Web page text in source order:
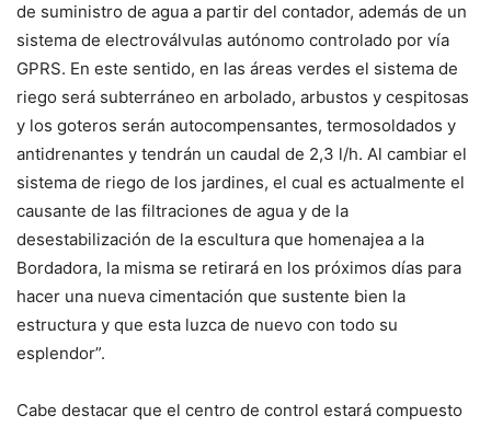
de suministro de agua a partir del contador, además de un
sistema de electroválvulas autónomo controlado por vía
GPRS. En este sentido, en las áreas verdes el sistema de
riego será subterráneo en arbolado, arbustos y cespitosas
y los goteros serán autocompensantes, termosoldados y
antidrenantes y tendrán un caudal de 2,3 l/h. Al cambiar el
sistema de riego de los jardines, el cual es actualmente el
causante de las filtraciones de agua y de la
desestabilización de la escultura que homenajea a la
Bordadora, la misma se retirará en los próximos días para
hacer una nueva cimentación que sustente bien la
estructura y que esta luzca de nuevo con todo su
esplendor”.
Cabe destacar que el centro de control estará compuesto